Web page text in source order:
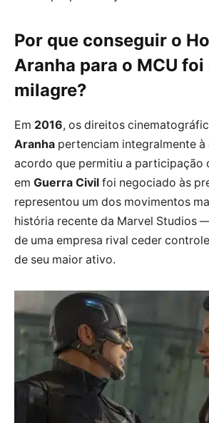
Por que conseguir o
Aranha para o MCU foi
milagre?
Em 2016, os direitos
Aranha pertenciam integralmente à
acordo que permitiu a participação
em Guerra Civil foi negociado às
representou um dos movimentos
história recente da Marvel Studios
de uma empresa rival ceder
de seu maior ativo.